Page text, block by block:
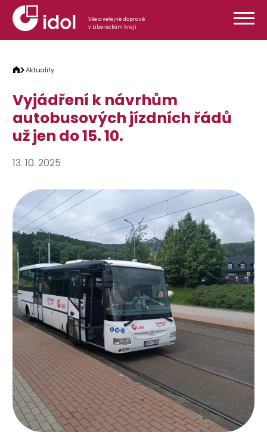
Přeskočit na obsah
Vše o veřejné dopravě
v Libereckém kraji
Aktuality
Vyjádření k návrhům
autobusových jízdních řádů
už jen do 15. 10.
13. 10. 2025